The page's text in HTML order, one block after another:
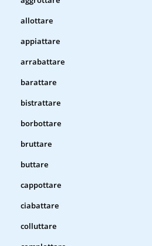
allottare
appiattare
arrabattare
barattare
bistrattare
borbottare
bruttare
buttare
cappottare
ciabattare
colluttare